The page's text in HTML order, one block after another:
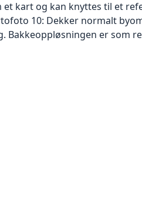
kart og kan knyttes til et
10: Dekker normalt
er som